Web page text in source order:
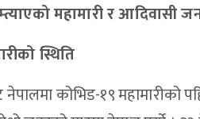
महामारी र आदिवासी
स्थिति
कोभिड-१९ महामारीको